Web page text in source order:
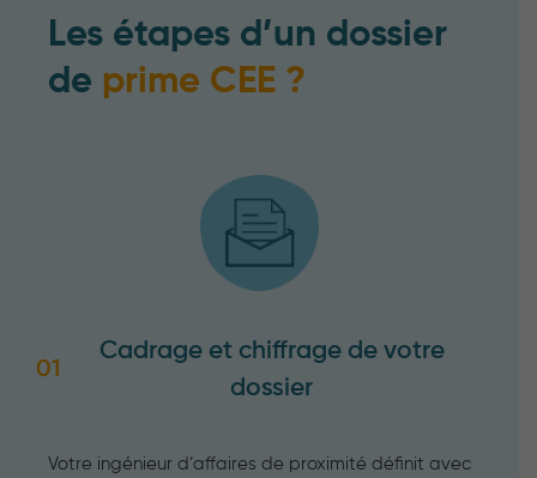
Les étapes d’un dossier
de prime CEE ?
01
Cadrage et chiffrage de votre
dossier
Votre ingénieur d’affaires de proximité définit avec